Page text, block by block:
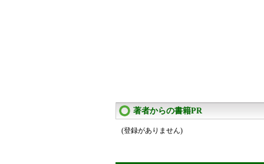
著者からの書籍PR
(登録がありません)